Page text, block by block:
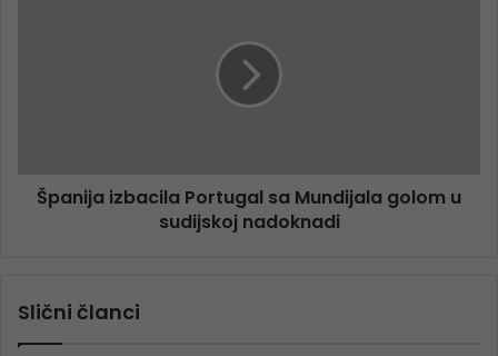
Španija izbacila Portugal sa Mundijala golom u
sudijskoj nadoknadi
Slični članci